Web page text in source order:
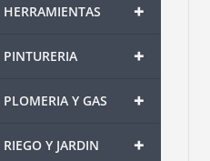
+
HERRAMIENTAS
+
PINTURERIA
+
PLOMERIA Y GAS
+
RIEGO Y JARDIN